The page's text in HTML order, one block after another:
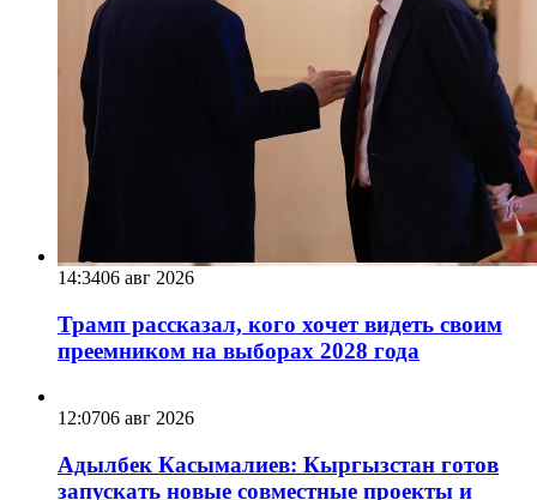
14:3406 авг 2026
Трамп рассказал, кого хочет видеть своим
преемником на выборах 2028 года
12:0706 авг 2026
Адылбек Касымалиев: Кыргызстан готов
запускать новые совместные проекты и